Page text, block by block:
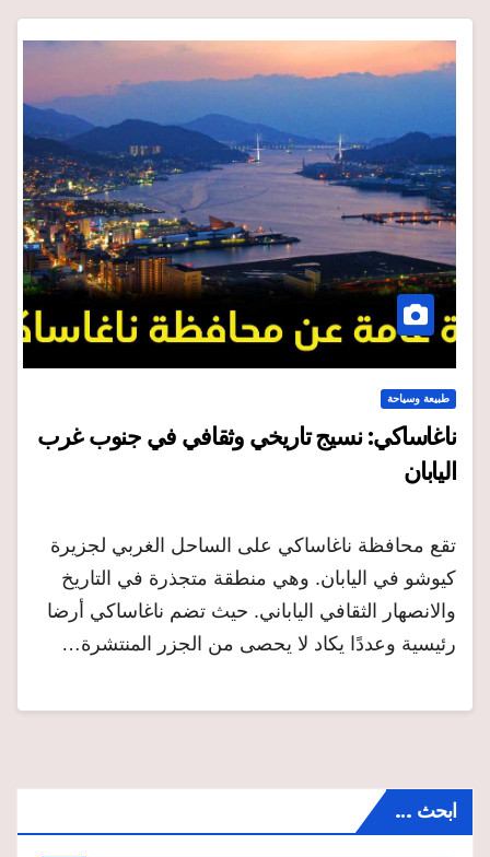
طبيعة وسياحة
ناغاساكي: نسيج تاريخي وثقافي في جنوب غرب
اليابان
تقع محافظة ناغاساكي على الساحل الغربي لجزيرة
كيوشو في اليابان. وهي منطقة متجذرة في التاريخ
والانصهار الثقافي الياباني. حيث تضم ناغاساكي أرضا
رئيسية وعددًا يكاد لا يحصى من الجزر المنتشرة…
ابحث …